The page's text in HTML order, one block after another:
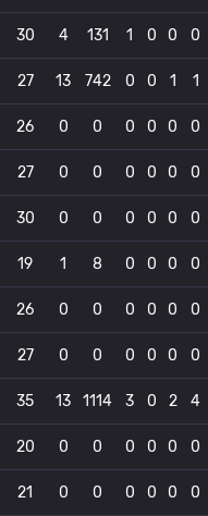
30 4 131 1 0 0 0
27 13 742 0 0 1 1
26 0 0 0 0 0 0
27 0 0 0 0 0 0
30 0 0 0 0 0 0
19 1 8 0 0 0 0
26 0 0 0 0 0 0
27 0 0 0 0 0 0
35 13 1114 3 0 2 4
20 0 0 0 0 0 0
21 0 0 0 0 0 0